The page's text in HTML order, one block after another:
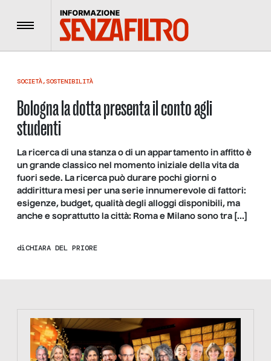
Menu
SOCIETÀ, SOSTENIBILITÀ
Bologna la dotta presenta il conto agli
studenti
La ricerca di una stanza o di un appartamento in affitto è
un grande classico nel momento iniziale della vita da
fuori sede. La ricerca può durare pochi giorni o
addirittura mesi per una serie innumerevole di fattori:
esigenze, budget, qualità degli alloggi disponibili, ma
anche e soprattutto la città: Roma e Milano sono tra […]
diCHIARA DEL PRIORE
https://tinyurl.com/363fvfm9